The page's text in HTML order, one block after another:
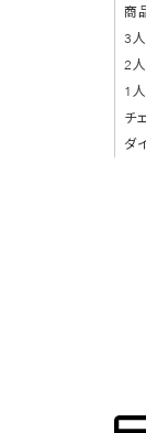
商
3
2
1
チ
ダ